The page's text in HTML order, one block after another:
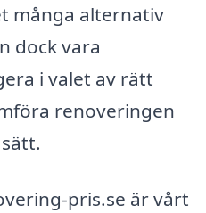
många alternativ
dock vara
i valet av rätt
renoveringen
pris.se är vårt